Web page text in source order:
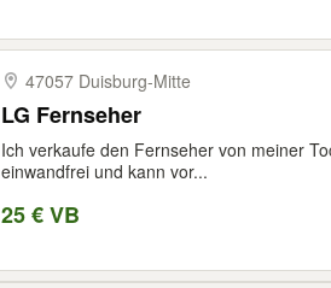
47057 Duisburg-​Mitte
LG Fernseher
Ich verkaufe den Fernseher von meiner
einwandfrei und kann vor...
25 € VB